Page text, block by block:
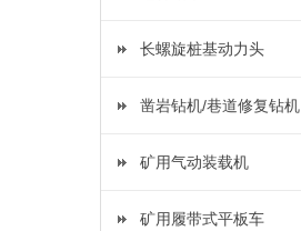
长螺旋桩基动力头
凿岩钻机/巷道修复钻机
矿用气动装载机
矿用履带式平板车